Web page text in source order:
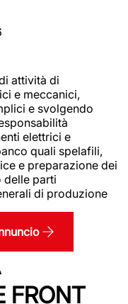
attività di
e meccanici,
e svolgendo
elettrici e
quali spelafili,
e preparazione dei
delle parti
di produzione
FRONT